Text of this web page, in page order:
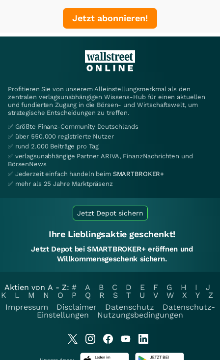
Jetzt abonnieren!
Profitieren Sie von unserem Alleinstellungsmerkmal als den
zentralen verlagsunabhängigen Wissens-Hub für einen aktuellen
und fundierten Zugang in die Börsen- und Wirtschaftswelt, um
strategische Entscheidungen zu treffen.
✅ Größte Finanz-Community Deutschlands
✅ über 550.000 registrierte Nutzer
✅ rund 2.000 Beiträge pro Tag
✅ verlagsunabhängige Partner ARIVA, FinanzNachrichten und
BörsenNews
✅ Jederzeit einfach handeln beim SMARTBROKER+
✅ mehr als 25 Jahre Marktpräsenz
Jetzt Depot sichern
Ihre Lieblingsaktie geschenkt!
Jetzt Depot bei SMARTBROKER+ eröffnen und
Willkommensgeschenk sichern.
Aktien von A - Z: # A B C D E F G H I
J
K
L M N O P Q R S T U V W X Y
Z
Impressum
Disclaimer Datenschutz
Datenschutz-
Einstellungen
Nutzungsbedingungen